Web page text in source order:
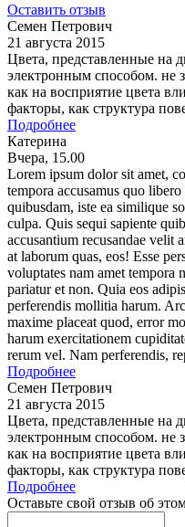
Оставить отзыв
Семен Петрович
21 августа 2015
Цвета, представленные на
электронным способом. не
как на восприятие цвета
факторы, как структура
Подробнее
Катерина
Вчера, 15.00
Lorem ipsum dolor sit amet,
tempora accusamus quo
quibusdam, iste ea similique
culpa. Quis sequi sapiente
accusantium recusandae velit
at laborum quas, eos! Esse
voluptates nam amet tempora
pariatur et non. Quia eos
perferendis mollitia harum.
maxime placeat quod, error
harum exercitationem
rerum vel. Nam perferendis,
Подробнее
Семен Петрович
21 августа 2015
Цвета, представленные на
электронным способом. не
как на восприятие цвета
факторы, как структура
Подробнее
Оставьте свой отзыв об